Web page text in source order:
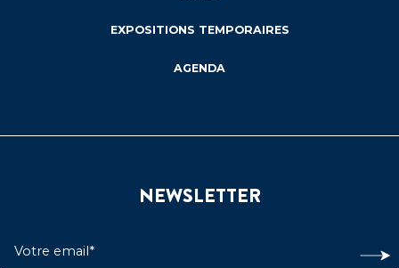
EXPOSITIONS TEMPORAIRES
AGENDA
NEWSLETTER